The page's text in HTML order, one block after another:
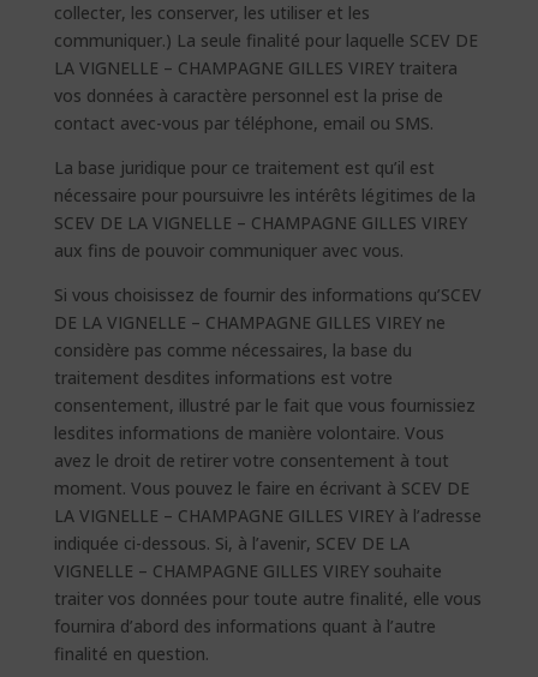
collecter, les conserver, les utiliser et les
communiquer.) La seule finalité pour laquelle SCEV DE
LA VIGNELLE – CHAMPAGNE GILLES VIREY traitera
vos données à caractère personnel est la prise de
contact avec-vous par téléphone, email ou SMS.
La base juridique pour ce traitement est qu’il est
nécessaire pour poursuivre les intérêts légitimes de la
SCEV DE LA VIGNELLE – CHAMPAGNE GILLES VIREY
aux fins de pouvoir communiquer avec vous.
Si vous choisissez de fournir des informations qu’SCEV
DE LA VIGNELLE – CHAMPAGNE GILLES VIREY ne
considère pas comme nécessaires, la base du
traitement desdites informations est votre
consentement, illustré par le fait que vous fournissiez
lesdites informations de manière volontaire. Vous
avez le droit de retirer votre consentement à tout
moment. Vous pouvez le faire en écrivant à SCEV DE
LA VIGNELLE – CHAMPAGNE GILLES VIREY à l’adresse
indiquée ci-dessous. Si, à l’avenir, SCEV DE LA
VIGNELLE – CHAMPAGNE GILLES VIREY souhaite
traiter vos données pour toute autre finalité, elle vous
fournira d’abord des informations quant à l’autre
finalité en question.